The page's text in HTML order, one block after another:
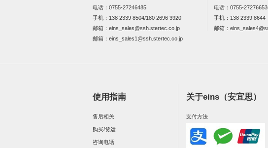
电话：0755-27246485
手机： 138 2339 8504/180 2696 3920
邮箱：eins_sales@ssh.stertec.co.jp
邮箱：eins_sales1@ssh.stertec.co.jp
电话：0755-
手机： 138 2339 8644
邮箱：
使用指南
售后相关
购买/货运
咨询电话
关于eins（安宜思）
支付方法